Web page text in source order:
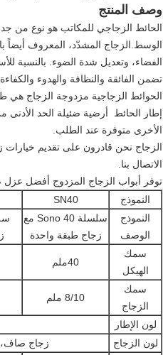
وصف المنتج
الحائط الزجاجي للمكاتب هو نوع من
الوسط. الزجاج المشدّد، المعروف
الفضاء، وتعديل شدة الضوء. بالنسبة
تضمن الفائقة والنظافة والهدوء
الحوائط الزجاجية مزدوجة الزجاج هي
الأخرى متوفرة عند الطلب.
الاتصال بنا.
توفر أبواب الزجاج المزدوج أفضل عزل صوتي. العرض الافتراضي هو 900 مم. يمكنك
النموذج
SN40
النموذج
الوصف
سلسلة Sono 40 مع
زجاج طبقة واحدة
سمك
الهيكل
40ملم
سمك
الزجاج
8/10 ملم
لون الإطار
لون الزجاج
زجاج صاف،